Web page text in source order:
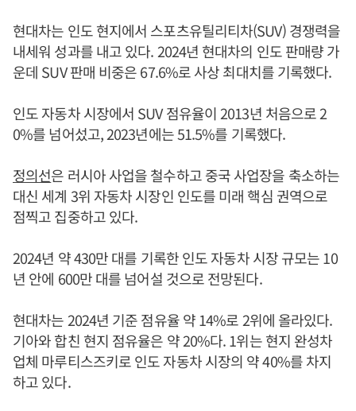
현대차는 인도 현지에서 스포츠유틸리티차(SUV) 경쟁력을
내세워 성과를 내고 있다. 2024년 현대차의 인도 판매량 가
운데 SUV 판매 비중은 67.6%로 사상 최대치를 기록했다.
인도 자동차 시장에서 SUV 점유율이 2013년 처음으로 2
0%를 넘어섰고, 2023년에는 51.5%를 기록했다.
정의선은 러시아 사업을 철수하고 중국 사업장을 축소하는
대신 세계 3위 자동차 시장인 인도를 미래 핵심 권역으로
점찍고 집중하고 있다.
2024년 약 430만 대를 기록한 인도 자동차 시장 규모는 10
년 안에 600만 대를 넘어설 것으로 전망된다.
현대차는 2024년 기준 점유율 약 14%로 2위에 올라있다.
기아와 합친 현지 점유율은 약 20%다. 1위는 현지 완성차
업체 마루티스즈키로 인도 자동차 시장의 약 40%를 차지
하고 있다.